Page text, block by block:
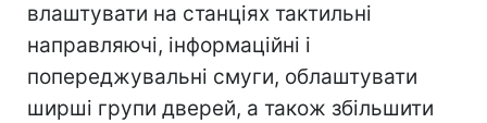
влаштувати на станціях тактильні
направляючі, інформаційні і
попереджувальні смуги, облаштувати
ширші групи дверей, а також збільшити